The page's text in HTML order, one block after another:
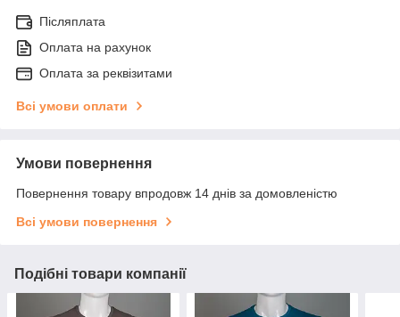
Післяплата
Оплата на рахунок
Оплата за реквізитами
Всі умови оплати
Умови повернення
Повернення товару впродовж 14 днів за домовленістю
Всі умови повернення
Подібні товари компанії